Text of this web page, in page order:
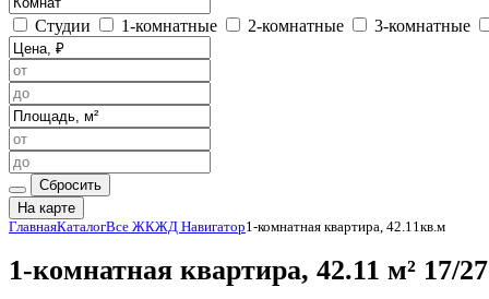
Студии 1-комнатные 2-комнатные 3-комнатные
Сбросить
На карте